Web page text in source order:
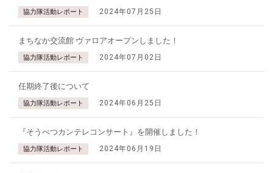
協力隊活動レポート 2024年07月25日
まちなか交流館 ヴァロアオープンしました！
協力隊活動レポート 2024年07月02日
任期終了後について
協力隊活動レポート 2024年06月25日
『そうべつカンテレコンサート』を開催しました！
協力隊活動レポート 2024年06月19日